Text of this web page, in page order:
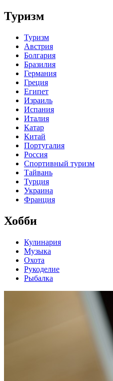
Туризм
Туризм
Австрия
Болгария
Бразилия
Германия
Греция
Египет
Израиль
Испания
Италия
Катар
Китай
Португалия
Россия
Спортивный туризм
Тайвань
Турция
Украина
Франция
Хобби
Кулинария
Музыка
Охота
Рукоделие
Рыбалка